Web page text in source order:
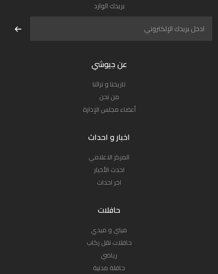
بريدك الوارد
عن جيوشي
تاريخنا و تراثنا
من نحن
أعضاء مجلس الإدارة
اخبار و احداث
المركز الاعلامي
احدث الأخبار
اخر احداث
حافلات
ميني و ميدي
حافلات نقل ركاب
رياضي
حافلة مدنية